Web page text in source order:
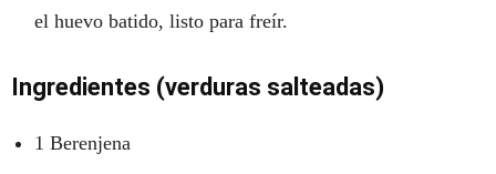
el huevo batido, listo para freír.
Ingredientes (verduras salteadas)
1 Berenjena